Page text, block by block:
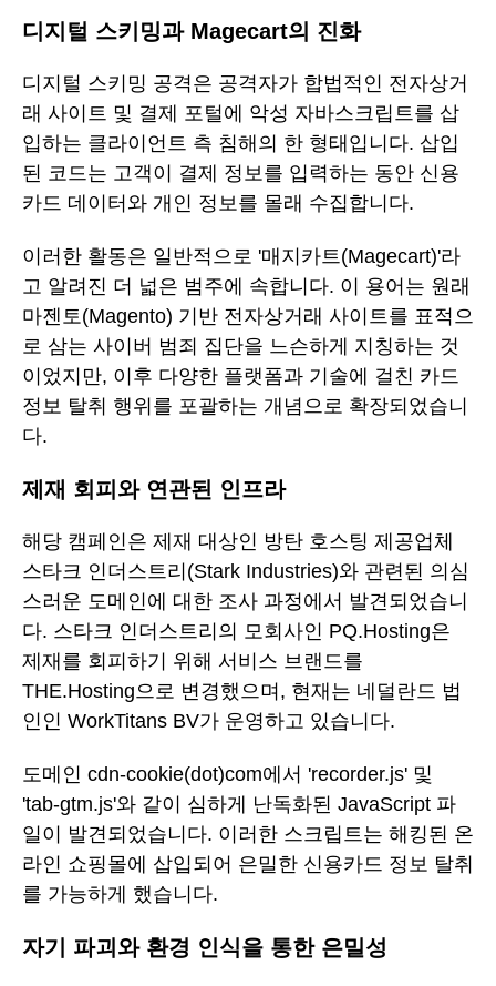
디지털 스키밍과 Magecart의 진화
디지털 스키밍 공격은 공격자가 합법적인 전자상거
래 사이트 및 결제 포털에 악성 자바스크립트를 삽
입하는 클라이언트 측 침해의 한 형태입니다. 삽입
된 코드는 고객이 결제 정보를 입력하는 동안 신용
카드 데이터와 개인 정보를 몰래 수집합니다.
이러한 활동은 일반적으로 '매지카트(Magecart)'라
고 알려진 더 넓은 범주에 속합니다. 이 용어는 원래
마젠토(Magento) 기반 전자상거래 사이트를 표적으
로 삼는 사이버 범죄 집단을 느슨하게 지칭하는 것
이었지만, 이후 다양한 플랫폼과 기술에 걸친 카드
정보 탈취 행위를 포괄하는 개념으로 확장되었습니
다.
제재 회피와 연관된 인프라
해당 캠페인은 제재 대상인 방탄 호스팅 제공업체
스타크 인더스트리(Stark Industries)와 관련된 의심
스러운 도메인에 대한 조사 과정에서 발견되었습니
다. 스타크 인더스트리의 모회사인 PQ.Hosting은
제재를 회피하기 위해 서비스 브랜드를
THE.Hosting으로 변경했으며, 현재는 네덜란드 법
인인 WorkTitans BV가 운영하고 있습니다.
도메인 cdn-cookie(dot)com에서 'recorder.js' 및
'tab-gtm.js'와 같이 심하게 난독화된 JavaScript 파
일이 발견되었습니다. 이러한 스크립트는 해킹된 온
라인 쇼핑몰에 삽입되어 은밀한 신용카드 정보 탈취
를 가능하게 했습니다.
자기 파괴와 환경 인식을 통한 은밀성